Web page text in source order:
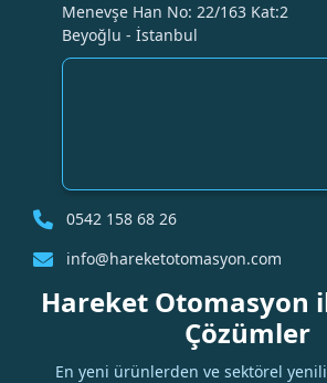
Menevşe Han No: 22/163 Kat:2
Beyoğlu - İstanbul
0542 158 68 26
info@hareketotomasyon.com
Hareket Otomasyon
Çözümler
En yeni ürünlerden ve sektörel